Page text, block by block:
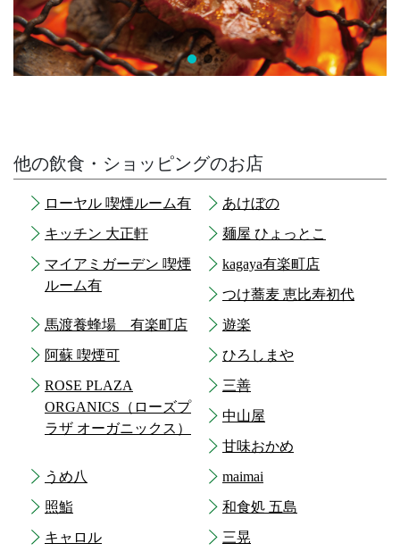
他の飲食・ショッピングのお店
ローヤル 喫煙ルーム有
あけぼの
キッチン 大正軒
麺屋 ひょっとこ
マイアミガーデン 喫煙
ルーム有
kagaya有楽町店
つけ蕎麦 恵比寿初代
馬渡養蜂場 有楽町店
遊楽
阿蘇 喫煙可
ひろしまや
ROSE PLAZA
ORGANICS（ローズプ
ラザ オーガニックス）
三善
中山屋
甘味おかめ
うめ八
maimai
照鮨
和食処 五島
キャロル
三晃